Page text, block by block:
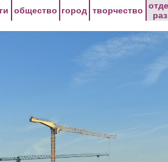
общество город творчество